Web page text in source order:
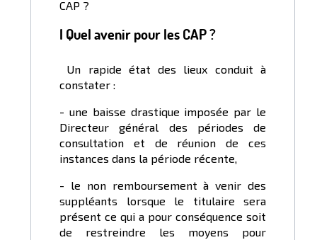
CAP ?
I Quel avenir pour les CAP ?
Un rapide état des lieux conduit à
constater :
- une baisse drastique imposée par le
Directeur général des périodes de
consultation et de réunion de ces
instances dans la période récente,
- le non remboursement à venir des
suppléants lorsque le titulaire sera
présent ce qui a pour conséquence soit
de restreindre les moyens pour